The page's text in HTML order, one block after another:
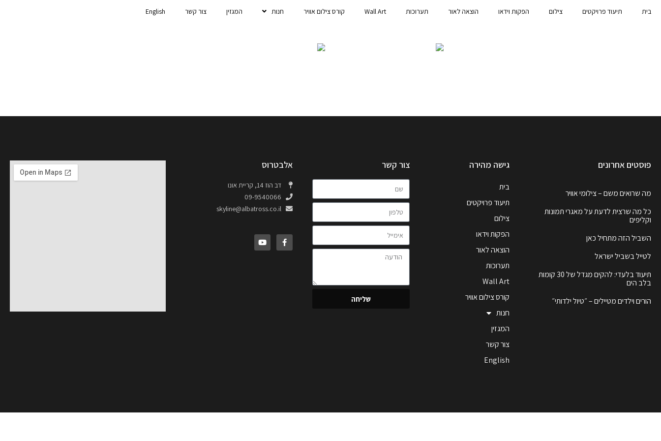
בית תיעוד פרויקטים צילום הפקות וידאו הוצאה לאור תערוכות Wall Art קורס צילום אוויר חנות המגזין צור קשר English
פוסטים אחרונים
מה שרואים משם – צילומי אוויר
כל מה שרצית לדעת על מאגרי תמונות
וקליפים
השביל הזה מתחיל כאן
לטייל בשביל ישראל
תיעוד בלעדי: להקים מגדל של 30 קומות
בלב הים
הורים וילדים מטיילים – ״טיול ילדותי״
גישה מהירה
בית
תיעוד פרויקטים
צילום
הפקות וידאו
הוצאה לאור
תערוכות
Wall Art
קורס צילום אוויר
חנות
המגזין
צור קשר
English
צור קשר
שליחה
אלבטרוס
דב הוז 14, קריית אונו
09-9540066
skyline@albatross.co.il